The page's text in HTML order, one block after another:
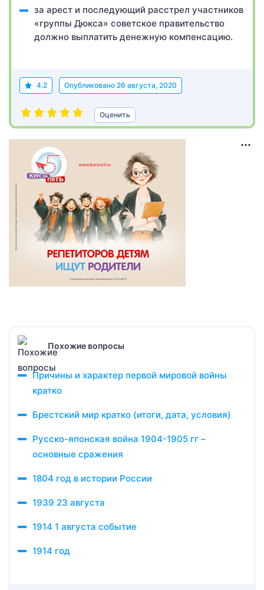
за арест и последующий расстрел участников
«группы Дюкса» советское правительство
должно выплатить денежную компенсацию.
4.2 Опубликовано 26 августа, 2020
Оценить
Похожие вопросы
Причины и характер первой мировой войны
кратко
Брестский мир кратко (итоги, дата, условия)
Русско-японская война 1904-1905 гг –
основные сражения
1804 год в истории России
1939 23 августа
1914 1 августа событие
1914 год